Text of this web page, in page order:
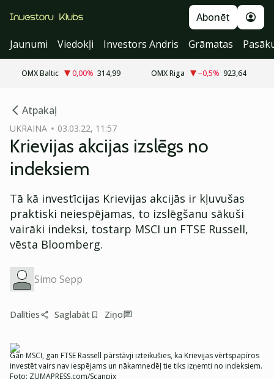
Abonēt
Jaunumi
Viedokļi Investors Andris Grāmatas
OMX Baltic 0,00% 314,99 OMX Riga −0,5% 923,64
Atpakaļ
UKRAINA 03.03.22, 11:57
Krievijas akcijas izslēgs no
indeksiem
Tā kā investīcijas Krievijas akcijās ir kļuvušas
praktiski neiespējamas, to izslēgšanu sākuši
vairāki indeksi, tostarp MSCI un FTSE Russell,
vēsta Bloomberg.
Simo Sepp
Dalīties Saglabāt Ziņo
Gan MSCI, gan FTSE Rassell pārstāvji izteikušies, ka Krievijas vērtspapīros
investēt vairs nav iespējams un nākamnedēļ tie tiks izņemti no indeksiem.
Foto: ZUMAPRESS.com/Scanpix